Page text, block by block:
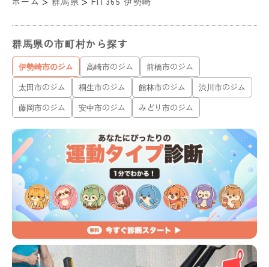
群馬県の市町村から探す
伊勢崎市のジム 高崎市のジム
前橋市のジム
太田市のジム
桐生市のジム 館林市のジム
渋川市のジム
藤岡市のジム
安中市のジム みどり市のジム